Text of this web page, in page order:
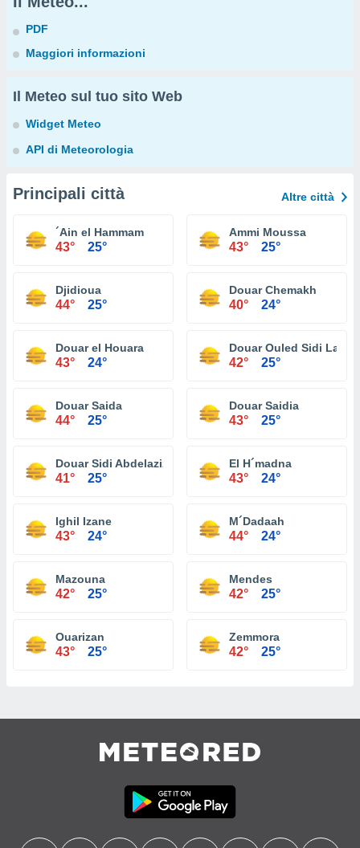
PDF
Maggiori informazioni
Il Meteo sul tuo sito Web
Widget Meteo
API di Meteorologia
Principali città Altre città
´Ain el Hammam
43° 25°
Ammi Moussa
43° 25°
Djidioua
44° 25°
Douar Chemakh
40° 24°
Douar el Houara
43° 24°
Douar Ouled Sidi
42° 25°
Douar Saida
44° 25°
Douar Saidia
43° 25°
Douar Sidi Abdelaziz
41° 25°
El H´madna
43° 24°
Ighil Izane
43° 24°
M´Dadaah
44° 24°
Mazouna
42° 25°
Mendes
42° 25°
Ouarizan
43° 25°
Zemmora
42° 25°